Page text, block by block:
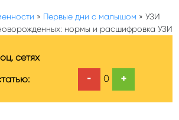
» Первые дни с малышом » УЗИ
нормы и расшифровка УЗИ
сетях
- 0 +